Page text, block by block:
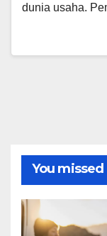
dunia usaha.
You missed